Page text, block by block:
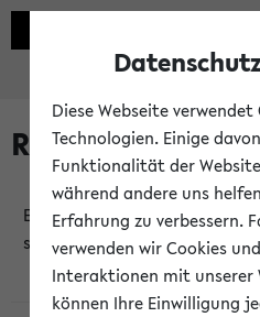
Es wurden keine
stattfindenden
Diese Webseite
Technologien. Einige
Funktionalität der
während andere uns
Erfahrung zu verbessern.
verwenden wir Cookies
Interaktionen mit unserer
können Ihre Einwilligung